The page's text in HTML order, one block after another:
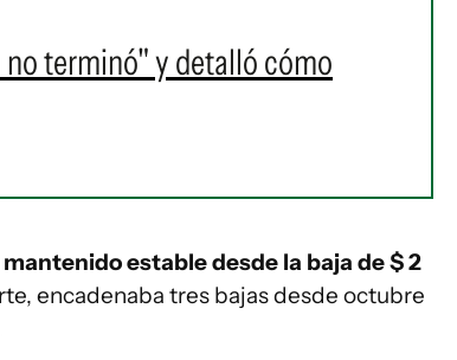
terminó" y detalló cómo
estable desde la baja de $ 2
encadenaba tres bajas desde octubre